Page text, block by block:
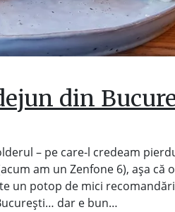
din
– pe care-l credeam
am un Zenfone 6), așa că
un potop de mici
dar e bun…